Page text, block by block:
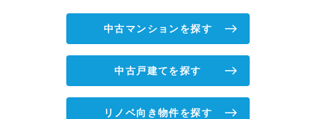
中古マンションを探す
中古戸建てを探す
リノベ向き物件を探す